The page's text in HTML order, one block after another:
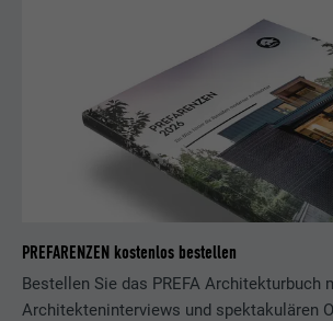
PREFARENZEN kostenlos bestellen
Bestellen Sie das PREFA Architekturbuch
Architekteninterviews und spektakulären